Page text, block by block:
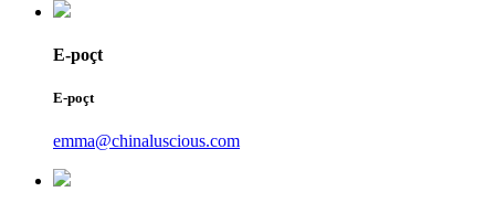
E-poçt
E-poçt
emma@chinaluscious.com